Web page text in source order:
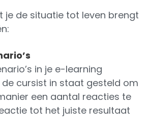
je de situatie tot leven brengt
in je e-learning
de cursist in staat gesteld om
een aantal reacties te
tot het juiste resultaat